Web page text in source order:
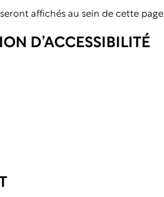
affichés au sein de cette page
D’ACCESSIBILITÉ